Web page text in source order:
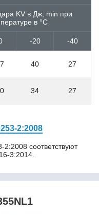
KV в Дж, min при
в °C
-20 -40
40 27
34 27
2:2008
2:2008 соответствуют
3:2014.